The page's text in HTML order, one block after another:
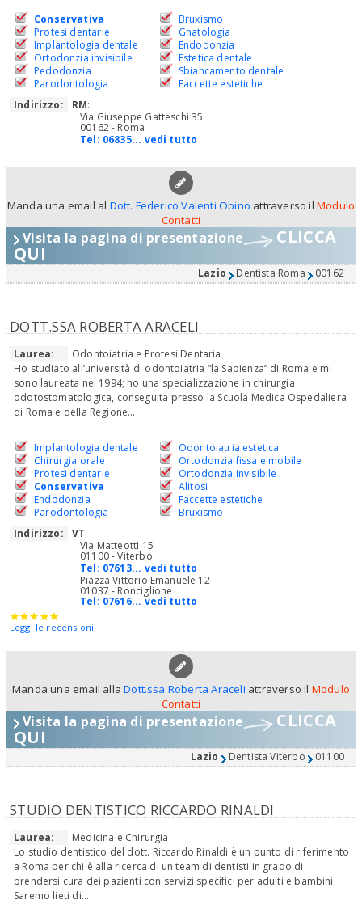
Conservativa
Protesi dentarie
Implantologia dentale
Ortodonzia invisibile
Pedodonzia
Parodontologia
Bruxismo
Gnatologia
Endodonzia
Estetica dentale
Sbiancamento dentale
Faccette estetiche
Indirizzo:
RM:
Via Giuseppe Gatteschi 35
00162 - Roma
Tel: 06835... vedi tutto
Manda una email al Dott. Federico Valenti Obino attraverso ilModulo
Contatti
Visita la pagina di presentazione CLICCA
QUI
Lazio Dentista Roma 00162
DOTT.SSA ROBERTA ARACELI
Laurea:
Odontoiatria e Protesi Dentaria
Ho studiato all’università di odontoiatria “la Sapienza” di Roma e mi
sono laureata nel 1994; ho una specializzazione in chirurgia
odotostomatologica, conseguita presso la Scuola Medica Ospedaliera
di Roma e della Regione...
Implantologia dentale
Chirurgia orale
Protesi dentarie
Conservativa
Endodonzia
Parodontologia
Odontoiatria estetica
Ortodonzia fissa e mobile
Ortodonzia invisibile
Alitosi
Faccette estetiche
Bruxismo
Indirizzo:
VT:
Via Matteotti 15
01100 - Viterbo
Tel: 07613... vedi tutto
Piazza Vittorio Emanuele 12
01037 - Ronciglione
Tel: 07616... vedi tutto
Leggi le recensioni
Manda una email allaDott.ssa Roberta Araceli attraverso il Modulo
Contatti
Visita la pagina di presentazione CLICCA
QUI
Lazio Dentista Viterbo 01100
STUDIO DENTISTICO RICCARDO RINALDI
Laurea:
Medicina e Chirurgia
Lo studio dentistico del dott. Riccardo Rinaldi è un punto di riferimento
a Roma per chi è alla ricerca di un team di dentisti in grado di
prendersi cura dei pazienti con servizi specifici per adulti e bambini.
Saremo lieti di...